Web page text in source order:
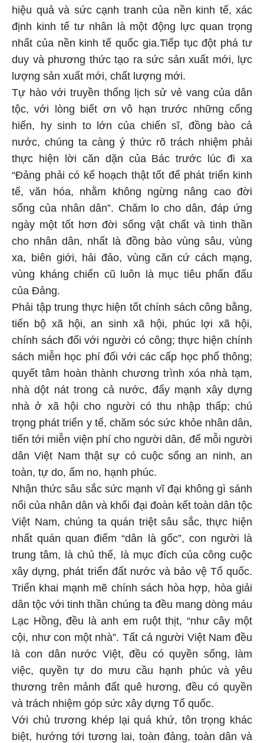
hiệu quả và sức cạnh tranh của nền kinh tế, xác
định kinh tế tư nhân là một động lực quan trọng
nhất của nền kinh tế quốc gia.Tiếp tục đột phá tư
duy và phương thức tạo ra sức sản xuất mới, lực
lượng sản xuất mới, chất lượng mới.
Tự hào với truyền thống lịch sử vẻ vang của dân
tộc, với lòng biết ơn vô hạn trước những cống
hiến, hy sinh to lớn của chiến sĩ, đồng bào cả
nước, chúng ta càng ý thức rõ trách nhiệm phải
thực hiện lời căn dặn của Bác trước lúc đi xa
“Đảng phải có kế hoạch thật tốt để phát triển kinh
tế, văn hóa, nhằm không ngừng nâng cao đời
sống của nhân dân”. Chăm lo cho dân, đáp ứng
ngày một tốt hơn đời sống vật chất và tinh thần
cho nhân dân, nhất là đồng bào vùng sâu, vùng
xa, biên giới, hải đảo, vùng căn cứ cách mạng,
vùng kháng chiến cũ luôn là mục tiêu phấn đấu
của Đảng.
Phải tập trung thực hiện tốt chính sách công bằng,
tiến bộ xã hội, an sinh xã hội, phúc lợi xã hội,
chính sách đối với người có công; thực hiện chính
sách miễn học phí đối với các cấp học phổ thông;
quyết tâm hoàn thành chương trình xóa nhà tạm,
nhà dột nát trong cả nước, đẩy mạnh xây dựng
nhà ở xã hội cho người có thu nhập thấp; chú
trọng phát triển y tế, chăm sóc sức khỏe nhân dân,
tiến tới miễn viện phí cho người dân, để mỗi người
dân Việt Nam thật sự có cuộc sống an ninh, an
toàn, tự do, ấm no, hạnh phúc.
Nhận thức sâu sắc sức mạnh vĩ đại không gì sánh
nổi của nhân dân và khối đại đoàn kết toàn dân tộc
Việt Nam, chúng ta quán triệt sâu sắc, thực hiện
nhất quán quan điểm “dân là gốc”, con người là
trung tâm, là chủ thể, là mục đích của công cuộc
xây dựng, phát triển đất nước và bảo vệ Tổ quốc.
Triển khai mạnh mẽ chính sách hòa hợp, hòa giải
dân tộc với tinh thần chúng ta đều mang dòng máu
Lạc Hồng, đều là anh em ruột thịt, “như cây một
cội, như con một nhà”. Tất cả người Việt Nam đều
là con dân nước Việt, đều có quyền sống, làm
việc, quyền tự do mưu cầu hạnh phúc và yêu
thương trên mảnh đất quê hương, đều có quyền
và trách nhiệm góp sức xây dựng Tổ quốc.
Với chủ trương khép lại quá khứ, tôn trọng khác
biệt, hướng tới tương lai, toàn đảng, toàn dân và